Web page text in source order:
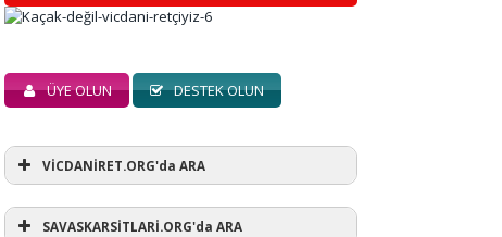
ÜYE OLUN DESTEK OLUN
VİCDANİRET.ORG'da ARA
SAVASKARSİTLARİ.ORG'da ARA